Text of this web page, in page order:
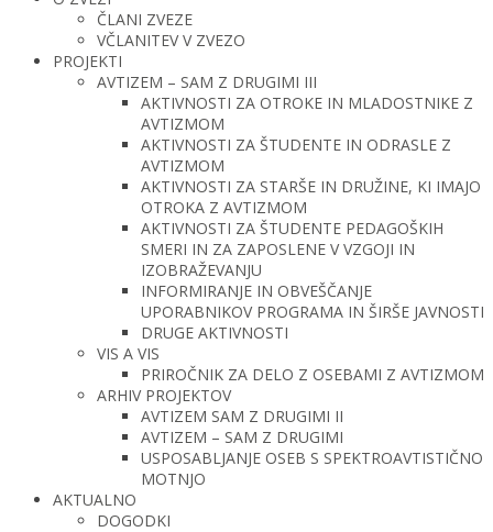
ČLANI ZVEZE
VČLANITEV V ZVEZO
PROJEKTI
AVTIZEM – SAM Z DRUGIMI III
AKTIVNOSTI ZA OTROKE IN MLADOSTNIKE Z
AVTIZMOM
AKTIVNOSTI ZA ŠTUDENTE IN ODRASLE Z
AVTIZMOM
AKTIVNOSTI ZA STARŠE IN DRUŽINE, KI IMAJO
OTROKA Z AVTIZMOM
AKTIVNOSTI ZA ŠTUDENTE PEDAGOŠKIH
SMERI IN ZA ZAPOSLENE V VZGOJI IN
IZOBRAŽEVANJU
INFORMIRANJE IN OBVEŠČANJE
UPORABNIKOV PROGRAMA IN ŠIRŠE JAVNOSTI
DRUGE AKTIVNOSTI
VIS A VIS
PRIROČNIK ZA DELO Z OSEBAMI Z AVTIZMOM
ARHIV PROJEKTOV
AVTIZEM SAM Z DRUGIMI II
AVTIZEM – SAM Z DRUGIMI
USPOSABLJANJE OSEB S SPEKTROAVTISTIČNO
MOTNJO
AKTUALNO
DOGODKI